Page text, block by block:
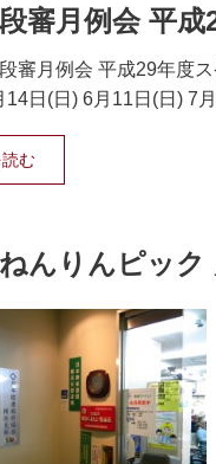
審月例会 平
審月例会 平成29年度
14日(日) 6月11日(日) 7
む
んりんピック